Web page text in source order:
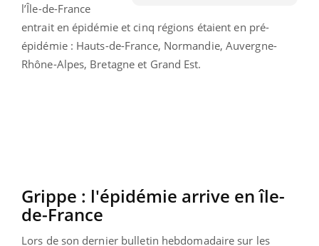
l’Île-de-France
entrait en épidémie et cinq régions étaient en pré-
épidémie : Hauts-de-France, Normandie, Auvergne-
Rhône-Alpes, Bretagne et Grand Est.
Grippe : l'épidémie arrive en île-
de-France
Lors de son dernier bulletin hebdomadaire sur les